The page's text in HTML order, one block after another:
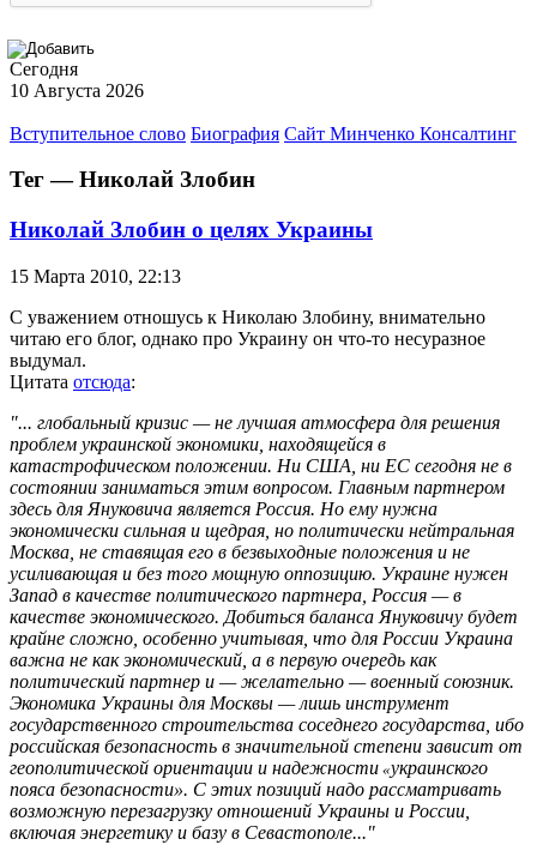
Сегодня
10 Августа 2026
Вступительное слово Биография Сайт Минченко Консалтинг
Тег — Николай Злобин
Николай Злобин о целях Украины
15 Марта 2010, 22:13
С уважением отношусь к Николаю Злобину, внимательно
читаю его блог, однако про Украину он что-то несуразное
выдумал.
Цитата отсюда:
"... глобальный кризис — не лучшая атмосфера для решения
проблем украинской экономики, находящейся в
катастрофическом положении. Ни США, ни ЕС сегодня не в
состоянии заниматься этим вопросом. Главным партнером
здесь для Януковича является Россия. Но ему нужна
экономически сильная и щедрая, но политически нейтральная
Москва, не ставящая его в безвыходные положения и не
усиливающая и без того мощную оппозицию. Украине нужен
Запад в качестве политического партнера, Россия — в
качестве экономического. Добиться баланса Януковичу будет
крайне сложно, особенно учитывая, что для России Украина
важна не как экономический, а в первую очередь как
политический партнер и — желательно — военный союзник.
Экономика Украины для Москвы — лишь инструмент
государственного строительства соседнего государства, ибо
российская безопасность в значительной степени зависит от
геополитической ориентации и надежности «украинского
пояса безопасности». С этих позиций надо рассматривать
возможную перезагрузку отношений Украины и России,
включая энергетику и базу в Севастополе..."